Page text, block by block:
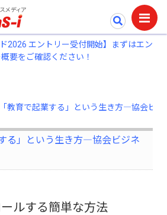
メディア
2026 エントリー受付開始】まずはエン
概要をご確認ください！
「教育で起業する」という生き方―協会ビジ
る」という生き方―協会ビジネ
ルする簡単な方法